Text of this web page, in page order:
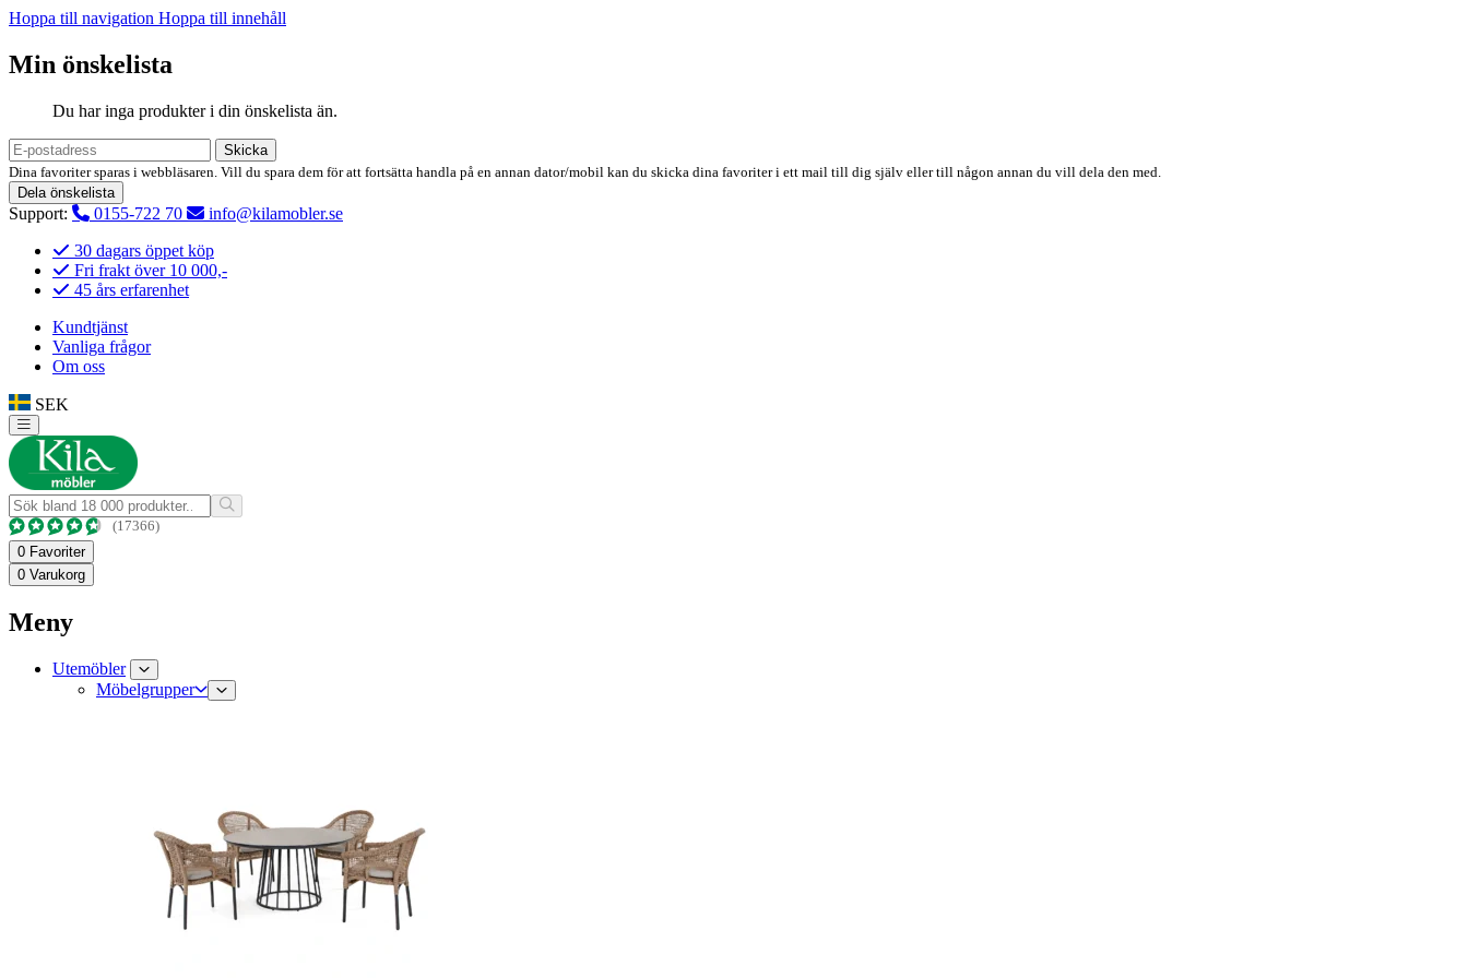
Hoppa till navigation Hoppa till innehåll
Min önskelista
Du har inga produkter i din önskelista än.
Skicka
Dina favoriter sparas i webbläsaren. Vill du spara dem för att fortsätta handla på en annan dator/mobil kan du skicka dina favoriter i ett mail till dig själv eller till någon annan du vill dela den med.
Dela önskelista
Support: 0155-722 70
info@kilamobler.se
30 dagars öppet köp
Fri frakt över 10 000,-
45 års erfarenhet
Kundtjänst
Vanliga frågor
Om oss
SEK
(17366)
0 Favoriter
0 Varukorg
Meny
Utemöbler
Möbelgrupper